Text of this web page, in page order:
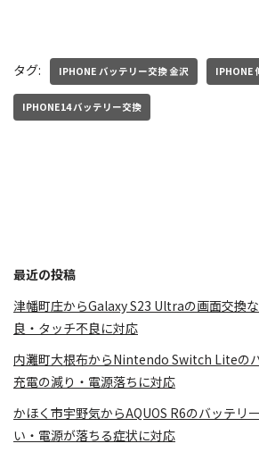
タグ: IPHONE バッテリー交換 金沢 IPHONE
IPHONE14 バッテリー交換
最近の投稿
津幡町庄からGalaxy S23 Ultraの画面交換
良・タッチ不良に対応
内灘町大根布からNintendo Switch Liteの
充電の減り・電源落ちに対応
かほく市宇野気からAQUOS R6のバッテリ
い・電源が落ちる症状に対応